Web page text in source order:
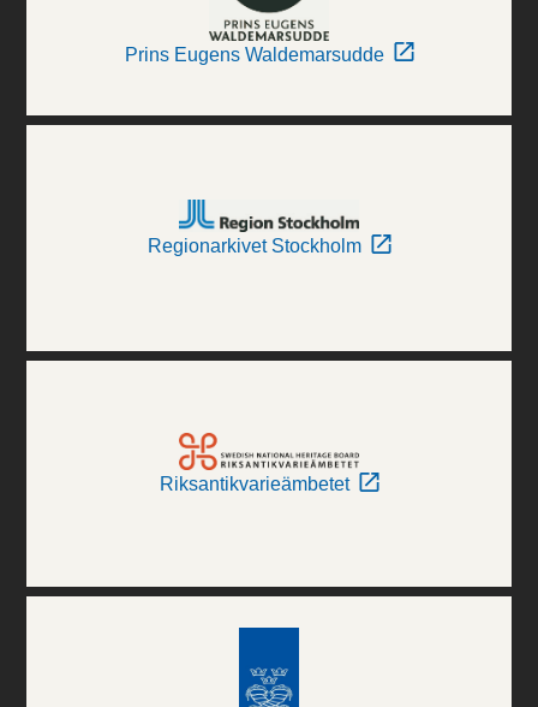
Prins Eugens Waldemarsudde
Regionarkivet Stockholm
Riksantikvarieämbetet